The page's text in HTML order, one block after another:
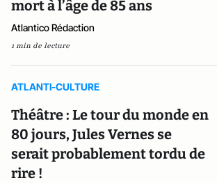
mort à l’âge de 85 ans
Atlantico Rédaction
1 min de lecture
ATLANTI-CULTURE
Théâtre : Le tour du monde en
80 jours, Jules Vernes se
serait probablement tordu de
rire !